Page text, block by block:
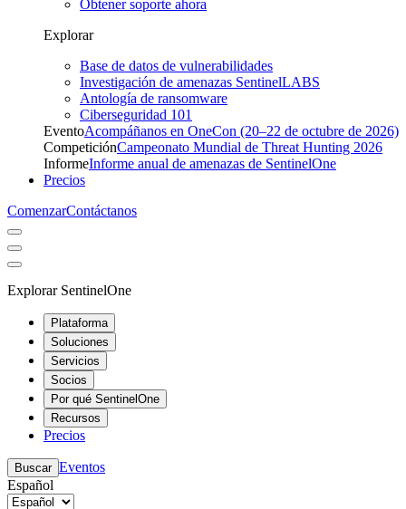
Obtener soporte ahora
Explorar
Base de datos de vulnerabilidades
Investigación de amenazas SentinelLABS
Antología de ransomware
Ciberseguridad 101
EventoAcompáñanos en OneCon (20–22 de octubre de 2026)
CompeticiónCampeonato Mundial de Threat Hunting 2026
InformeInforme anual de amenazas de SentinelOne
Precios
ComenzarContáctanos
Explorar SentinelOne
Plataforma
Soluciones
Servicios
Socios
Por qué SentinelOne
Recursos
Precios
Buscar Eventos
Español